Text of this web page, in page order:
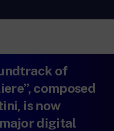
for all.
the Rai Radio
of
composed
is now
digital